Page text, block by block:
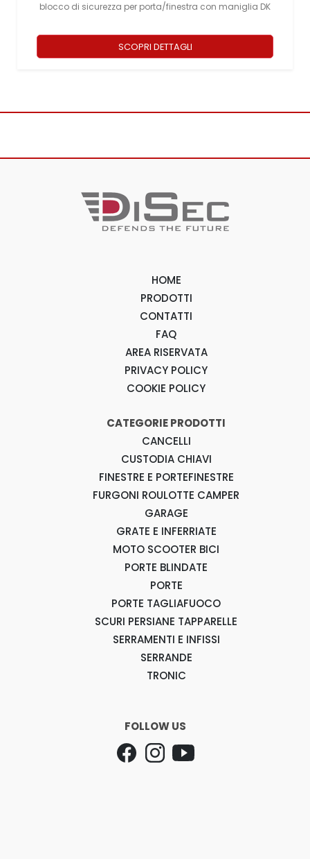
blocco di sicurezza per porta/finestra con maniglia DK
SCOPRI DETTAGLI
HOME
PRODOTTI
CONTATTI
FAQ
AREA RISERVATA
PRIVACY POLICY
COOKIE POLICY
CATEGORIE PRODOTTI
CANCELLI
CUSTODIA CHIAVI
FINESTRE E PORTEFINESTRE
FURGONI ROULOTTE CAMPER
GARAGE
GRATE E INFERRIATE
MOTO SCOOTER BICI
PORTE BLINDATE
PORTE
PORTE TAGLIAFUOCO
SCURI PERSIANE TAPPARELLE
SERRAMENTI E INFISSI
SERRANDE
TRONIC
FOLLOW US